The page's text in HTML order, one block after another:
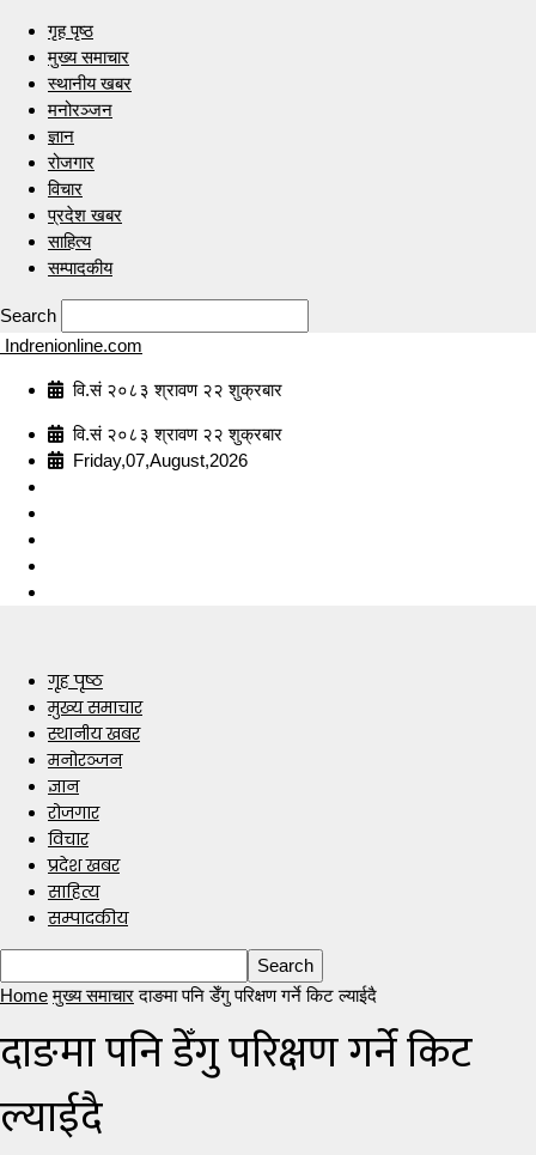
गृह पृष्ठ
मुख्य समाचार
स्थानीय खबर
मनोरञ्जन
ज्ञान
रोजगार
विचार
प्रदेश खबर
साहित्य
सम्पादकीय
Search
Indrenionline.com
वि.सं २०८३ श्रावण २२ शुक्रबार
वि.सं २०८३ श्रावण २२ शुक्रबार
Friday,07,August,2026
गृह पृष्ठ
मुख्य समाचार
स्थानीय खबर
मनोरञ्जन
ज्ञान
रोजगार
विचार
प्रदेश खबर
साहित्य
सम्पादकीय
Home मुख्य समाचार दाङमा पनि डेँगु परिक्षण गर्ने किट ल्याईदै
दाङमा पनि डेँगु परिक्षण गर्ने किट
ल्याईदै